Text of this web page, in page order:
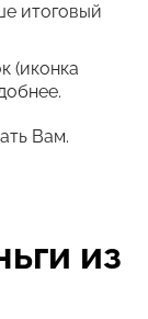
итоговый
(иконка
Вам.
из